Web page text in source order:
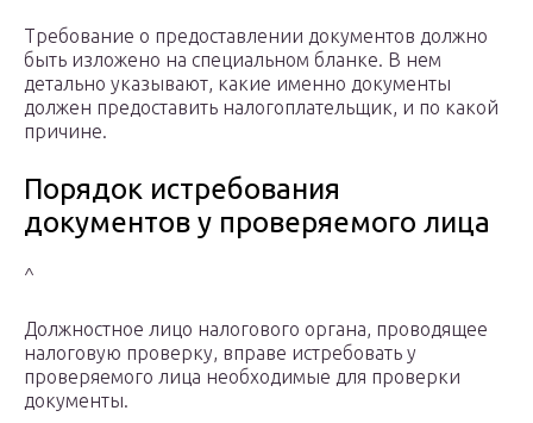
Требование о предоставлении документов должно
быть изложено на специальном бланке. В нем
детально указывают, какие именно документы
должен предоставить налогоплательщик, и по какой
причине.
Порядок истребования
документов у проверяемого лица
^
Должностное лицо налогового органа, проводящее
налоговую проверку, вправе истребовать у
проверяемого лица необходимые для проверки
документы.